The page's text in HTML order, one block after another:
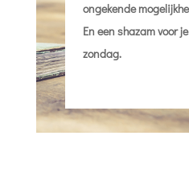
ongekende
En een shazam voor
zondag.